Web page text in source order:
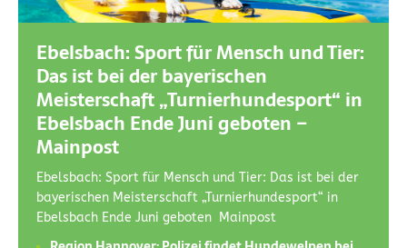
Ebelsbach: Sport für Mensch und Tier:
Das ist bei der bayerischen
Meisterschaft „Turnierhundesport“ in
Ebelsbach Ende Juni geboten –
Mainpost
Ebelsbach: Sport für Mensch und Tier: Das ist bei der
bayerischen Meisterschaft „Turnierhundesport“ in
Ebelsbach Ende Juni geboten Mainpost